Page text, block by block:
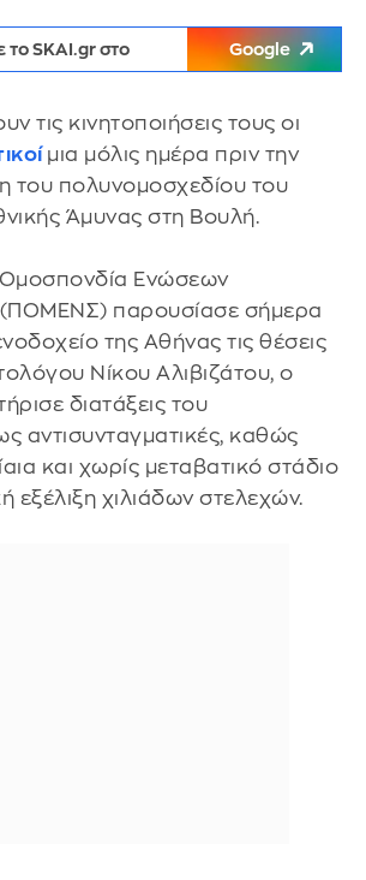
το SKAI.gr στο Google
τις κινητοποιήσεις τους οι
μια μόλις ημέρα πριν την
του πολυνομοσχεδίου του
Άμυνας στη Βουλή.
Ενώσεων
(ΠΟΜΕΝΣ) παρουσίασε σήμερα
της Αθήνας τις θέσεις
Νίκου Αλιβιζάτου, ο
διατάξεις του
αντισυνταγματικές, καθώς
και χωρίς μεταβατικό στάδιο
εξέλιξη χιλιάδων στελεχών.